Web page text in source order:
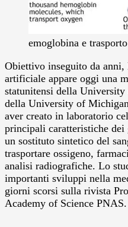
emoglobina e
Obiettivo inseguito da anni,
artificiale appare oggi una
statunitensi della
della University of
aver creato in laboratorio
principali caratteristiche dei
un sostituto sintetico del
trasportare ossigeno,
analisi radiografiche. Lo
importanti sviluppi nella
giorni scorsi sulla rivista
Academy of Science PNAS.